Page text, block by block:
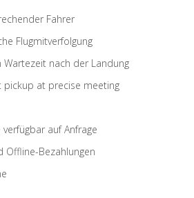
Fahrer
Flugmitverfolgung
Wartezeit nach der Landung
pickup at precise meeting
auf Anfrage
Offline-Bezahlungen